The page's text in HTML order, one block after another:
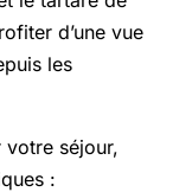
d’une vue
les
séjour,
: